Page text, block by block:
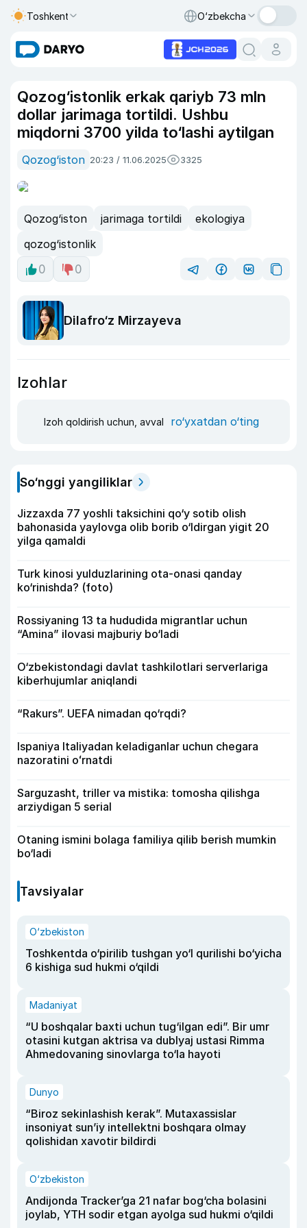
Toshkent O‘zbekcha
Qozog‘istonlik erkak qariyb 73 mln
dollar jarimaga tortildi. Ushbu
miqdorni 3700 yilda to‘lashi aytilgan
Qozog‘iston 20:23 / 11.06.2025 3325
Qozog‘iston jarimaga tortildi
ekologiya
qozog‘istonlik
0
0
Dilafro‘z Mirzayeva
Izohlar
Izoh qoldirish uchun, avval ro‘yxatdan o‘ting
So‘nggi yangiliklar
Jizzaxda 77 yoshli taksichini qo‘y sotib olish
bahonasida yaylovga olib borib o‘ldirgan yigit 20
yilga qamaldi
Turk kinosi yulduzlarining ota-onasi qanday
ko‘rinishda? (foto)
Rossiyaning 13 ta hududida migrantlar uchun
“Amina” ilovasi majburiy bo‘ladi
O‘zbekistondagi davlat tashkilotlari serverlariga
kiberhujumlar aniqlandi
“Rakurs”. UEFA nimadan qo‘rqdi?
Ispaniya Italiyadan keladiganlar uchun chegara
nazoratini oʻrnatdi
Sarguzasht, triller va mistika: tomosha qilishga
arziydigan 5 serial
Otaning ismini bolaga familiya qilib berish mumkin
bo‘ladi
Tavsiyalar
O‘zbekiston
Toshkentda o‘pirilib tushgan yo‘l qurilishi bo‘yicha
6 kishiga sud hukmi o‘qildi
Madaniyat
“U boshqalar baxti uchun tug‘ilgan edi”. Bir umr
otasini kutgan aktrisa va dublyaj ustasi Rimma
Ahmedovaning sinovlarga to‘la hayoti
Dunyo
“Biroz sekinlashish kerak”. Mutaxassislar
insoniyat sun’iy intellektni boshqara olmay
qolishidan xavotir bildirdi
O‘zbekiston
Andijonda Tracker’ga 21 nafar bog‘cha bolasini
joylab, YTH sodir etgan ayolga sud hukmi o‘qildi